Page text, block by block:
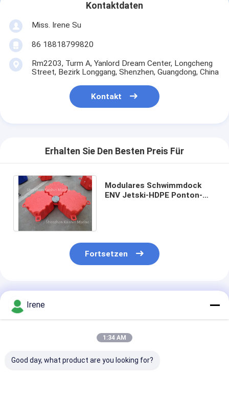
Kontaktdaten
Miss. Irene Su
86 18818799820
Rm2203, Turm A, Yanlord Dream Center, Longcheng
Street, Bezirk Longgang, Shenzhen, Guangdong, China
Kontakt
Erhalten Sie Den Besten Preis Für
Modulares Schwimmdock
ENV Jetski-HDPE Ponton-
Fortsetzen
Empfohlene Produkte
Irene
1:34 AM
Good day, what product are you looking for?